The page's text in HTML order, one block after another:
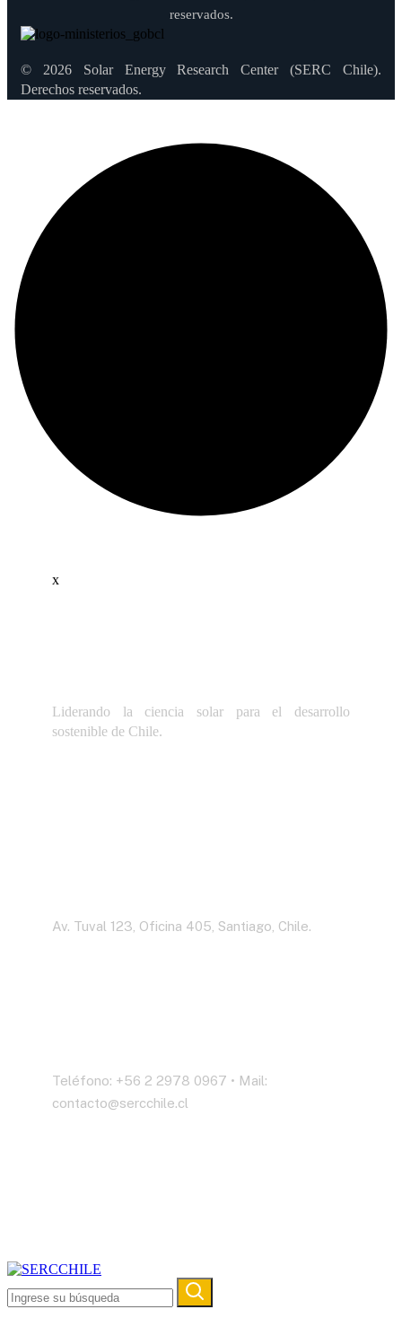
reservados.
© 2026 Solar Energy Research Center (SERC Chile).
Derechos reservados.
x
Liderando la ciencia solar para el desarrollo
sostenible de Chile.
Av. Tuval 123, Oficina 405, Santiago, Chile.
Teléfono: +56 2 2978 0967 • Mail:
contacto@sercchile.cl